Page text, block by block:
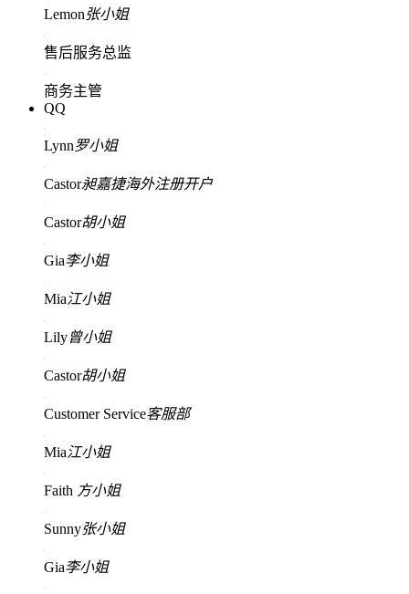
Lemon张小姐
售后服务总监
商务主管
QQ
Lynn罗小姐
Castor昶嘉捷海外注册开户
Castor胡小姐
Gia李小姐
Mia江小姐
Lily曾小姐
Castor胡小姐
Customer Service客服部
Mia江小姐
Faith 方小姐
Sunny张小姐
Gia李小姐